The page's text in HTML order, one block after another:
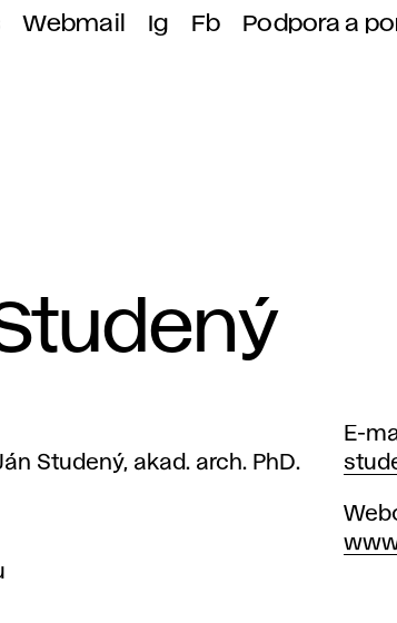
Webmail Ig Fb Podpora a
Studený, akad. arch. PhD.
E-